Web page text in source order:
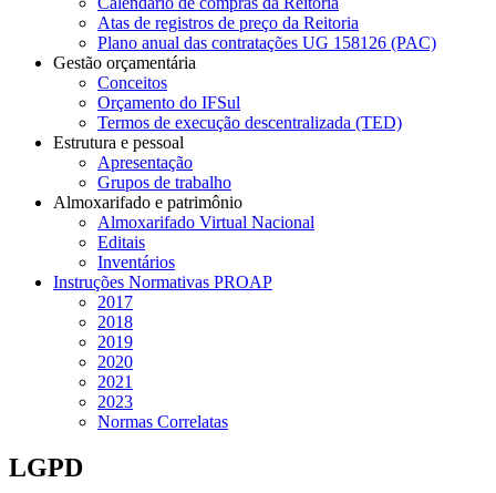
Atas de registros de preço da Reitoria
Plano anual das contratações UG 158126 (PAC)
Gestão orçamentária
Conceitos
Orçamento do IFSul
Termos de execução descentralizada (TED)
Estrutura e pessoal
Apresentação
Grupos de trabalho
Almoxarifado e patrimônio
Almoxarifado Virtual Nacional
Editais
Inventários
Instruções Normativas PROAP
2017
2018
2019
2020
2021
2023
Normas Correlatas
LGPD